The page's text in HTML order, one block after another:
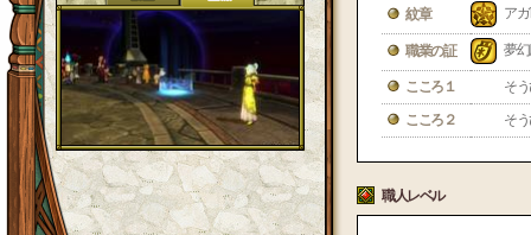
紋章 ア
職業の証 夢
こころ１
そ
こころ２
そ
職人レベル